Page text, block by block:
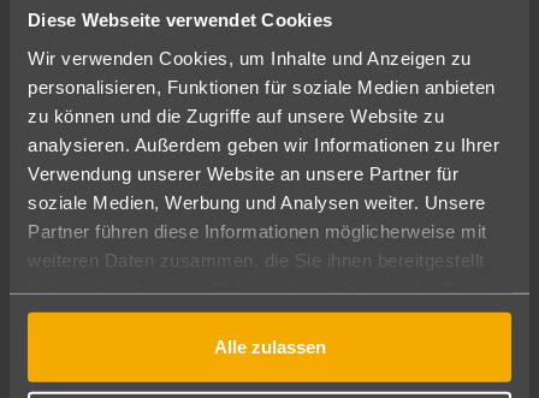
Diese Webseite verwendet Cookies
Wir verwenden Cookies, um Inhalte und Anzeigen zu
personalisieren, Funktionen für soziale Medien anbieten
zu können und die Zugriffe auf unsere Website zu
analysieren. Außerdem geben wir Informationen zu Ihrer
Verwendung unserer Website an unsere Partner für
soziale Medien, Werbung und Analysen weiter. Unsere
Partner führen diese Informationen möglicherweise mit
weiteren Daten zusammen, die Sie ihnen bereitgestellt
gesammelt haben.
Alle zulassen
schauinsland-reisebüro
Langenhagen
0511-984 238 20
langenhagen@schauinsland-reisebuero.de
Öffnungszeiten
Montag, Dienstag, Mittwoch, Donnerstag, Freitag,
Samstag: 10:00 - 19:00 Uhr